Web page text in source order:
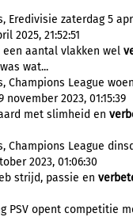
Eredivisie zaterdag 5
2025, 21:52:51
een aantal vlakken wel
wat...
Champions League
november 2023, 01:15:39
met slimheid en
Champions League
2023, 01:06:30
strijd, passie en
PSV opent competitie